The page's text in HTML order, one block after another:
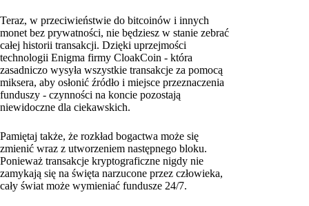
Teraz, w przeciwieństwie do bitcoinów i innych
monet bez prywatności, nie będziesz w stanie zebrać
całej historii transakcji. Dzięki uprzejmości
technologii Enigma firmy CloakCoin - która
zasadniczo wysyła wszystkie transakcje za pomocą
miksera, aby osłonić źródło i miejsce przeznaczenia
funduszy - czynności na koncie pozostają
niewidoczne dla ciekawskich.
Pamiętaj także, że rozkład bogactwa może się
zmienić wraz z utworzeniem następnego bloku.
Ponieważ transakcje kryptograficzne nigdy nie
zamykają się na święta narzucone przez człowieka,
cały świat może wymieniać fundusze 24/7.